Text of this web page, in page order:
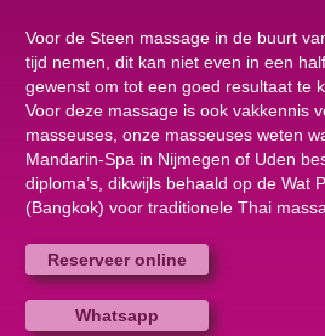
Voor de Steen massage in de buurt
tijd nemen, dit kan niet even in een
gewenst om tot een goed resultaat te
Voor deze massage is ook vakkennis
masseuses, onze masseuses weten
Mandarin-Spa in Nijmegen of Uden
diploma’s, dikwijls behaald op de Wat
(Bangkok) voor traditionele Thai
Reserveer online
Whatsapp